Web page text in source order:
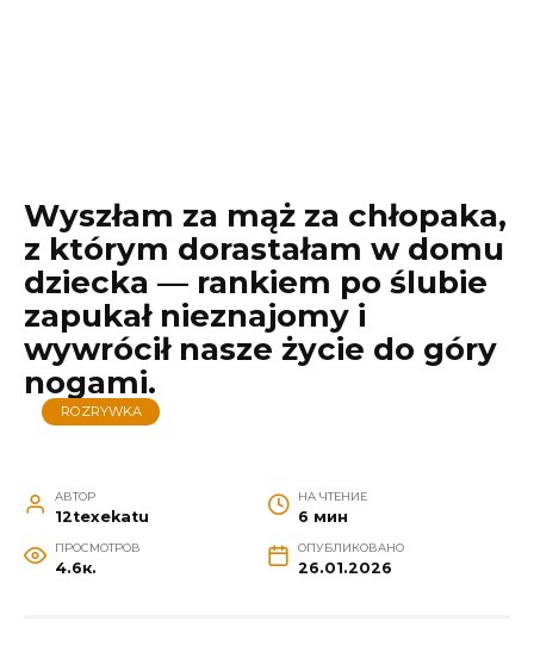
Wyszłam za mąż za chłopaka,
z którym dorastałam w domu
dziecka — rankiem po ślubie
zapukał nieznajomy i
wywrócił nasze życie do góry
nogami.
ROZRYWKA
АВТОР
12texekatu
НА ЧТЕНИЕ
6 мин
ПРОСМОТРОВ
4.6к.
ОПУБЛИКОВАНО
26.01.2026